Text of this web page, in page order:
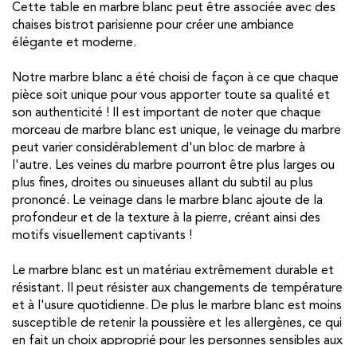
Cette table en marbre blanc peut être associée avec des
chaises bistrot parisienne pour créer une ambiance
élégante et moderne.
Notre marbre blanc a été choisi de façon à ce que chaque
pièce soit unique pour vous apporter toute sa qualité et
son authenticité ! Il est important de noter que chaque
morceau de marbre blanc est unique, le veinage du marbre
peut varier considérablement d'un bloc de marbre à
l'autre. Les veines du marbre pourront être plus larges ou
plus fines, droites ou sinueuses allant du subtil au plus
prononcé. Le veinage dans le marbre blanc ajoute de la
profondeur et de la texture à la pierre, créant ainsi des
motifs visuellement captivants !
Le marbre blanc est un matériau extrêmement durable et
résistant. Il peut résister aux changements de température
et à l'usure quotidienne. De plus le marbre blanc est moins
susceptible de retenir la poussière et les allergènes, ce qui
en fait un choix approprié pour les personnes sensibles aux